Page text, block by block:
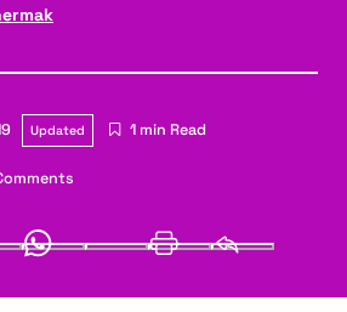
Updated 1 min Read
Twitter